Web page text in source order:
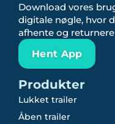
Download vores
digitale nøgle, hvor
afhente og
Hent App
Produkter
Lukket trailer
Åben trailer